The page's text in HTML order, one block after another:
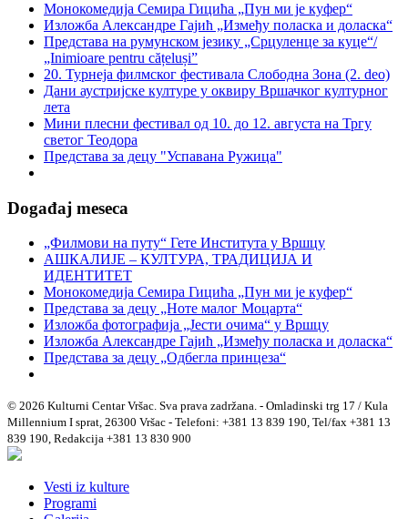
Монокомедија Семира Гицића „Пун ми је куфер“
Изложба Александре Гајић „Између поласка и доласка“
Представа на румунском језику „Срцуленце за куце“/
„Inimioare pentru cățeluși”
20. Турнеја филмског фестивала Слободна Зона (2. deo)
Дани аустријске културе у оквиру Вршачког културног
лета
Мини плесни фестивал од 10. до 12. августа на Тргу
светог Теодора
Представа за децу "Успавана Ружица"
Događaj meseca
„Филмови на путу“ Гетe Института у Вршцу
АШКАЛИЈЕ – КУЛТУРА, ТРАДИЦИЈА И
ИДЕНТИТЕТ
Монокомедија Семира Гицића „Пун ми је куфер“
Представа за децу „Ноте малог Моцарта“
Изложба фотографија „Јести очима“ у Вршцу
Изложба Александре Гајић „Између поласка и доласка“
Представа за децу „Одбегла принцеза“
© 2026 Kulturni Centar Vršac. Sva prava zadržana. - Omladinski trg 17 / Kula
Millennium I sprat, 26300 Vršac - Telefoni: +381 13 839 190, Tel/fax +381 13
839 190, Redakcija +381 13 830 900
Vesti iz kulture
Programi